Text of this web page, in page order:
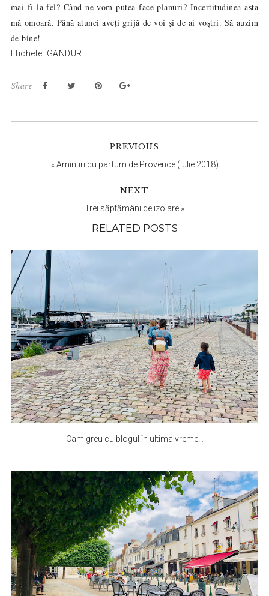
mai fi la fel? Când ne vom putea face planuri? Incertitudinea asta
mă omoară. Până atunci aveți grijă de voi și de ai voștri. Să auzim
de bine!
Etichete: GANDURI
Share
PREVIOUS
«Amintiri cu parfum de Provence (Iulie 2018)
NEXT
Trei săptămâni de izolare »
Interactions
RELATED POSTS
Cam greu cu blogul în ultima vreme…